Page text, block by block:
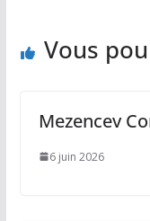
Vous
Mezencev
6 juin 2026